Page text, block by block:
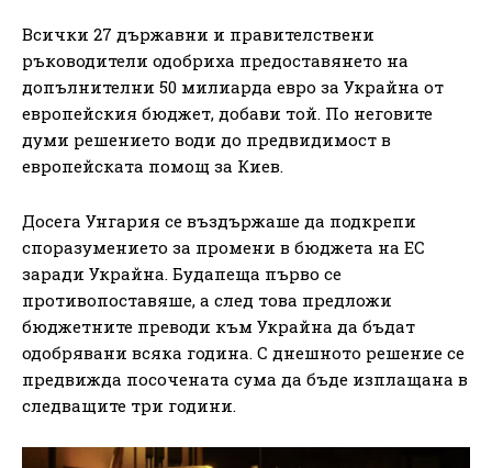
Всички 27 държавни и правителствени
ръководители одобриха предоставянето на
допълнителни 50 милиарда евро за Украйна от
европейския бюджет, добави той. По неговите
думи решението води до предвидимост в
европейската помощ за Киев.
Досега Унгария се въздържаше да подкрепи
споразумението за промени в бюджета на ЕС
заради Украйна. Будапеща първо се
противопоставяше, а след това предложи
бюджетните преводи към Украйна да бъдат
одобрявани всяка година. С днешното решение се
предвижда посочената сума да бъде изплащана в
следващите три години.